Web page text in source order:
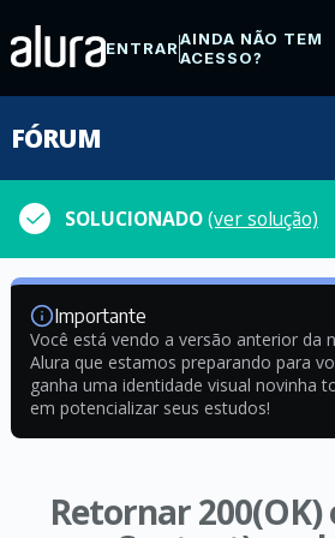
ENTRARAINDA NÃO TEM
ACESSO?
FÓRUM
SOLUCIONADO(ver solução)
Importante
Você está vendo a versão anterior da
Alura que estamos preparando para
ganha uma identidade visual novinha
em potencializar seus estudos!
Retornar 200(OK)